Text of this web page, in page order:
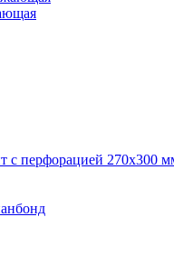
с перфорацией 270х300